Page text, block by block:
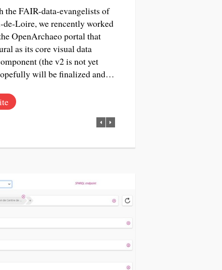
the FAIR-data-evangelists of
Loire, we rencently worked
OpenArchaeo portal that
as its core visual data
(the v2 is not yet
will be finalized and…